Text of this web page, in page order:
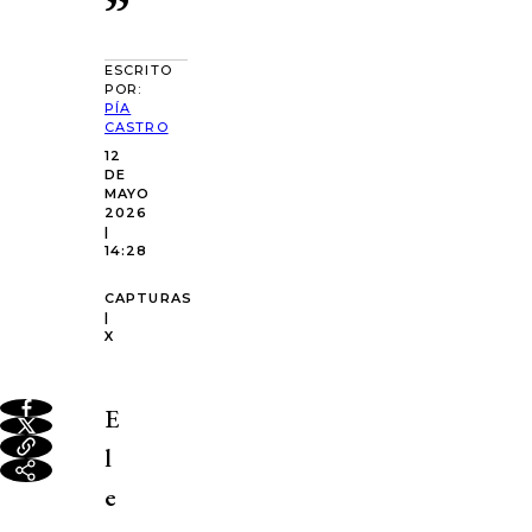
ESCRITO
POR:
PÍA
CASTRO
12
DE
MAYO
2026
|
14:28
CAPTURAS
|
X
E
l
e